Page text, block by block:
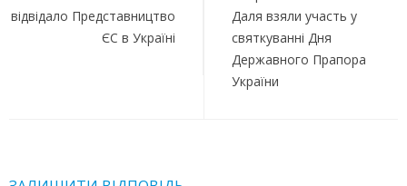
відвідало Представництво
ЄС в Україні
Даля взяли участь у
святкуванні Дня
Державного Прапора
України